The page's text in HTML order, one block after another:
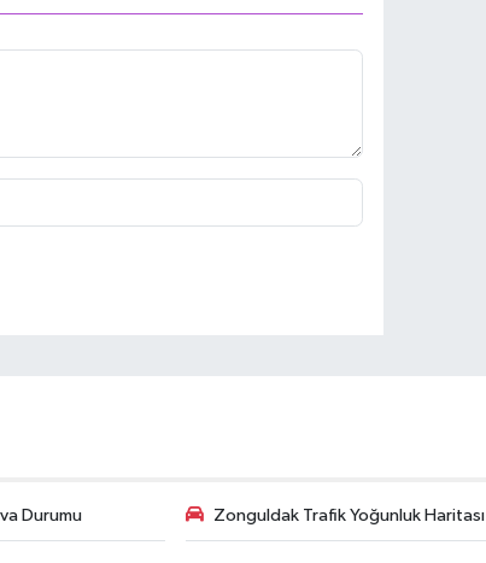
Durumu Zonguldak Trafik Yoğunluk Haritası